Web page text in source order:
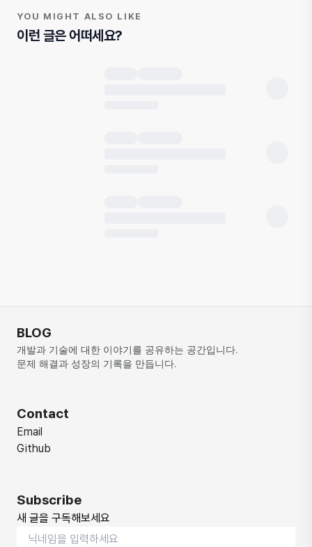
YOU MIGHT ALSO LIKE
이런 글은 어떠세요?
BLOG
개발과 기술에 대한 이야기를 공유하는 공간입니다.
문제 해결과 성장의 기록을 만듭니다.
Contact
Email
Github
Subscribe
새 글을 구독해보세요